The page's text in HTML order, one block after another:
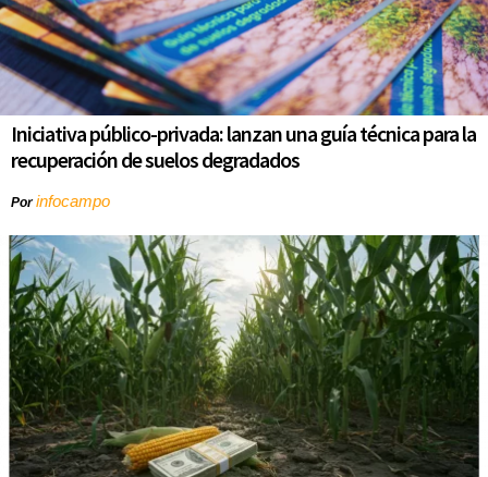
Iniciativa público-privada: lanzan una guía técnica para la
recuperación de suelos degradados
Porinfocampo